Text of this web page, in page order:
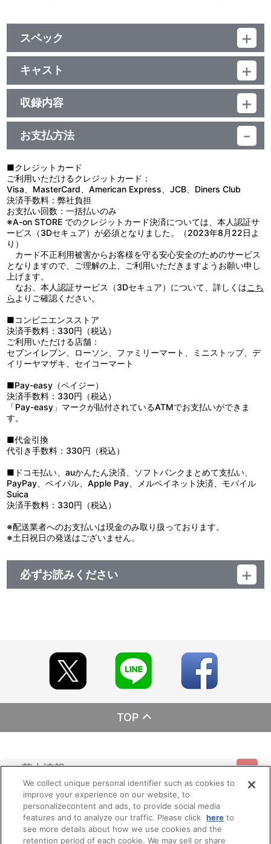
スペック
品番：LACA-5122
ジャンル：邦楽ポップス
アルバム
／44分
キャスト
速水奨
収録内容
＜収録曲＞
1：ＬＯＶＥ ＢＡＬＡＮＣＥ
2：Ｒｉｓｋｙ Ｌｏｖｅ
3：あなただけの愛がある
4：永遠の憶測 ～ｅｎｄｌｅｓｓ ｓｐｅｃｕｌａｔｉｏｎ～
5：遠い青空
6：光のラプソディー ～Ｒｈａｐｓｏｄｙ ｉｎ Ｌｉｇｈｔ～
7：ｃｈａｓｅ ｏｎ ｃｈａｓｅ
8：Ｓｈｅｒｒｙ Ｄａｎｃｅ
9：ＳＡＨＡＲＡ
10：夢の破片 ～ ｙｕｍｅｎｏ ｋａｋｅｒａ
お支払方法
■クレジットカード
ご利用いただけるクレジットカード：
Visa、MasterCard、American Express、JCB、Diners Club
決済手数料：弊社負担
お支払い回数：一括払いのみ
※A-on STORE でのクレジットカード決済については、本人認証サ
ービス（3Dセキュア）が必須となりました。（2023年8月22日よ
り）
カード不正利用被害からお客様を守る安心安全のためのサービス
となりますので、ご理解の上、ご利用いただきますようお願い申し
上げます。
なお、本人認証サービス（3Dセキュア）について、詳しくはこち
らよりご確認ください。
■コンビニエンスストア
決済手数料：330円（税込）
ご利用いただける店舗：
セブンイレブン、ローソン、ファミリーマート、ミニストップ、デ
イリーヤマザキ、セイコーマート
■Pay-easy（ペイジー）
決済手数料：330円（税込）
「Pay-easy」マークが貼付されているATMでお支払いができま
す。
■代金引換
代引き手数料：330円（税込）
■ドコモ払い、auかんたん決済、ソフトバンクまとめて支払い、
PayPay、ペイパル、Apple Pay、メルペイネット決済、モバイル
Suica
決済手数料：330円（税込）
※配送業者へのお支払いは現金のみ取り扱っております。
※土日祝日の発送はございません。
必ずお読みください
TOP
基本情報
利用規約 特定商取引法に基づく表示 プライバシーポリシー
プライバシーオプション 会社概要
ご利用情報
ご利用ガイド サイトマップ お問い合わせ
会員メニュー
We collect unique personal identifier such as cookies to
improve your experience on our website, to
personalizecontent and ads, to provide social media
features and to analyze our traffic. Please click here to
see more details about how we use cookies and the
retention period of each cookie. We may sell or share